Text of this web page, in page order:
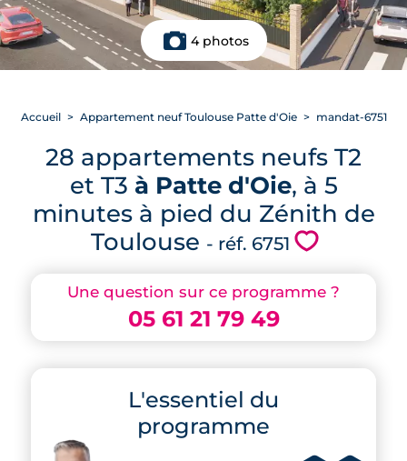
4 photos
Une question sur ce programme ?
05 61 21 79 49
L'essentiel du
programme
Accueil Appartement neuf Toulouse Patte d'Oie mandat-6751
28 appartements neufs T2
et T3 à Patte d'Oie, à 5
minutes à pied du Zénith de
Toulouse - réf. 6751 💗